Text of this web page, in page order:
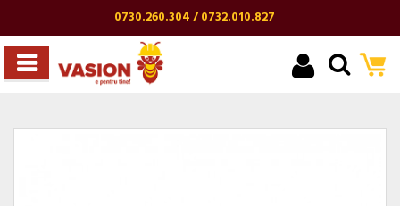
0730.260.304 / 0732.010.827